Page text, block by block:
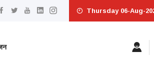
Thursday 06-Aug-